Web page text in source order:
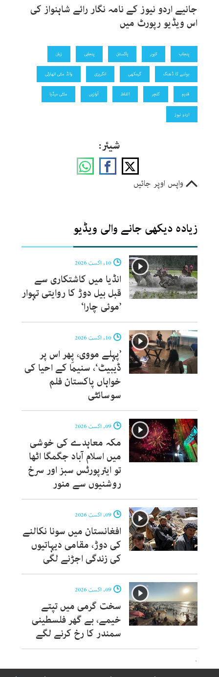
جانیے اردو نیوز کے نامہ نگار رائے شاہنواز کی
اس ویڈیو رپورٹ میں
پنجاب لاہور پاکستان پنجابی زبان
بولنے کا ڈھنگ گرمکھی انگریزی والڈ سٹی اتھارٹی
قدیم کلچر الفاظ آوازیں ملٹی میڈیا
اردو نیوز
شیئر:
واپس اوپر جائیں
زیادہ دیکھی جانے والی ویڈیو
10, اگست 2026
انڈیا میں کاشتکاری سے
قبل بیل دوڑ کا روایتی تہوار
’موئی چارا‘
10, اگست 2026
’پہلے مووی، پِھر اس پر
ڈیبیٹ‘، سنیما کے احیا کی
خواہاں پاکستان فلم
سوسائٹی
09, اگست 2026
مکہ معاہدے کی خوشی
میں اسلام آباد جگمگا اٹھا
تو ایئرپورٹس سبز اور سرخ
روشنیوں سے منور
09, اگست 2026
افغانستان میں سونا نکالنے
کی دوڑ، مقامی دیہاتیوں
کی زندگی اجڑنے لگی
09, اگست 2026
سخت گرمی میں تپتے
خیمے، بے گھر فلسطینی
سمندر کا رخ کرنے لگے
`